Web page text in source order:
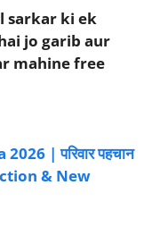
sarkar ki ek
jo garib aur
mahine free
| परिवार पहचान
& New